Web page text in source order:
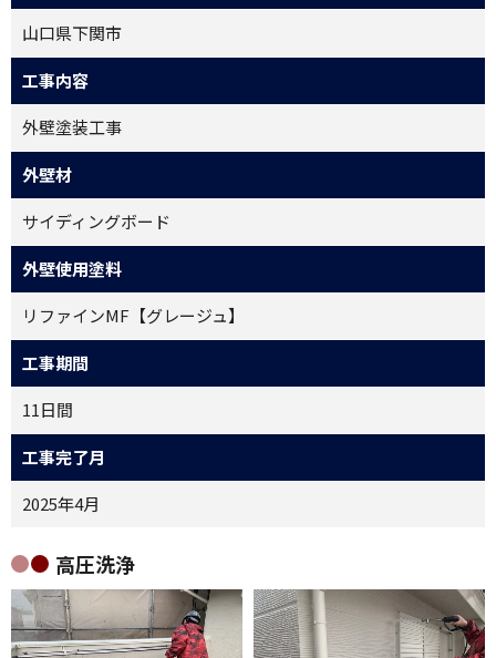
山口県下関市
工事内容
外壁塗装工事
外壁材
サイディングボード
外壁使用塗料
リファインMF【グレージュ】
工事期間
11日間
工事完了月
2025年4月
高圧洗浄